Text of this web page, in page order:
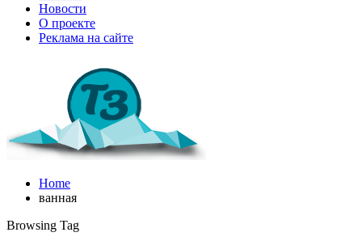
Новости
О проекте
Реклама на сайте
Home
ванная
Browsing Tag